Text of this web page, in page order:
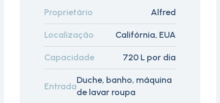
Proprietário Alfred
Localização Califórnia, EUA
Capacidade 720 L por dia
Entrada
Duche, banho, máquina
de lavar roupa